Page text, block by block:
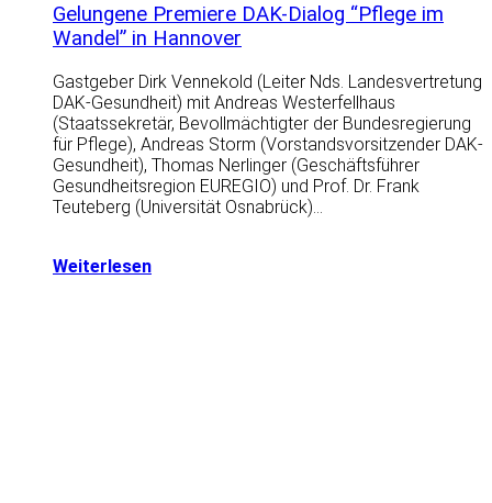
Gelungene Premiere DAK-Dialog “Pflege im
Wandel” in Hannover
Gastgeber Dirk Vennekold (Leiter Nds. Landesvertretung
DAK-Gesundheit) mit Andreas Westerfellhaus
(Staatssekretär, Bevollmächtigter der Bundesregierung
für Pflege), Andreas Storm (Vorstandsvorsitzender DAK-
Gesundheit), Thomas Nerlinger (Geschäftsführer
Gesundheitsregion EUREGIO) und Prof. Dr. Frank
Teuteberg (Universität Osnabrück)…
Weiterlesen